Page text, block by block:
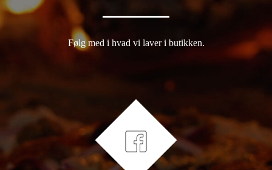
Følg med i hvad vi laver i butikken.